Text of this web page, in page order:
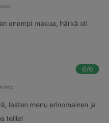
enempi makua, härkä oli
6/6
lasten menu erinomainen ja
teille!